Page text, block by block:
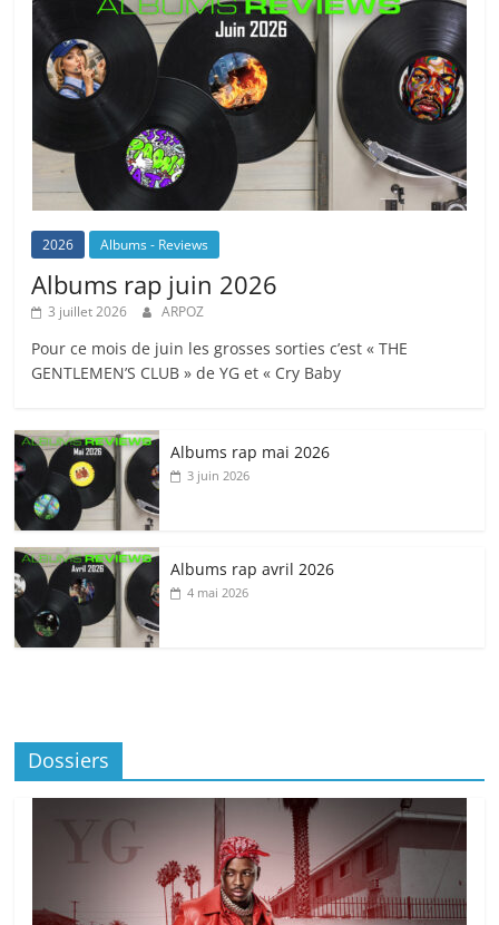
2026 Albums - Reviews
Albums rap juin 2026
3 juillet 2026 ARPOZ
Pour ce mois de juin les grosses sorties c’est « THE
GENTLEMEN’S CLUB » de YG et « Cry Baby
Albums rap mai 2026
3 juin 2026
Albums rap avril 2026
4 mai 2026
Dossiers